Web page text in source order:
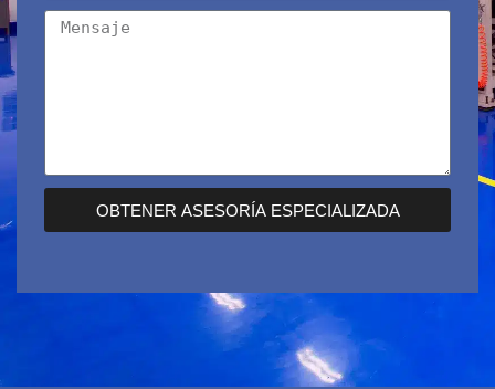
OBTENER ASESORÍA ESPECIALIZADA